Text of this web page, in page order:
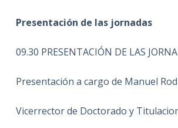
Presentación de las jornadas
09.30 PRESENTACIÓN DE LAS
Presentación a cargo de Manuel
Vicerrector de Doctorado y